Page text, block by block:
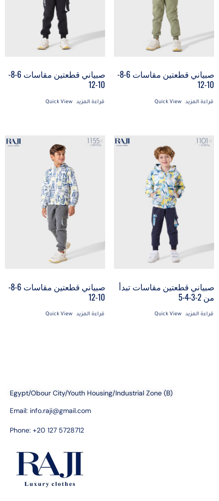
صبياني قطعتين مقاسات 6-8-
10-12
قراءة المزيد Quick View
صبياني قطعتين مقاسات 6-8-
10-12
قراءة المزيد Quick View
صبياني قطعتين مقاسات تبدأ
من 2-3-4-5
قراءة المزيد Quick View
صبياني قطعتين مقاسات 6-8-
10-12
قراءة المزيد Quick View
Egypt/Obour City/Youth Housing/Industrial Zone (B)
Email: info.raji@gmail.com
Phone: +20 127 5728712